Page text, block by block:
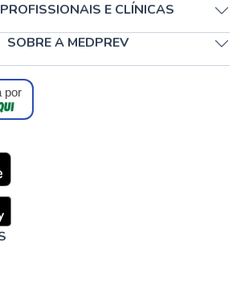
E CLÍNICAS
SOBRE A MEDPREV
por